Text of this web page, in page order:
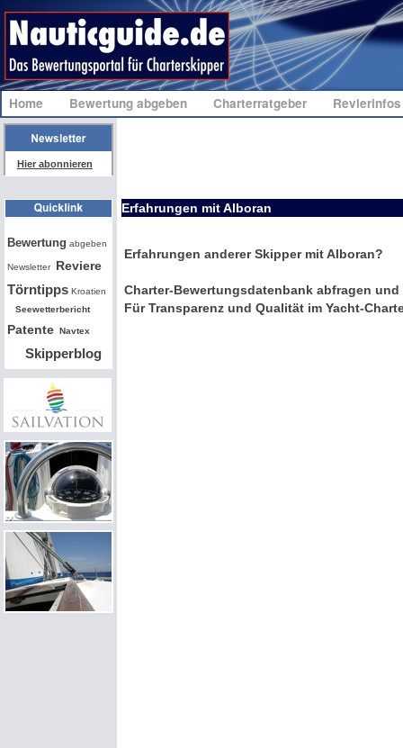
Home Bewertung abgeben Charterratgeber
Erfahrungen mit Alboran
Hier abonnieren
Bw
Bewertung abgeben
Newsletter Reviere
Törntipps Kroatien
Seewetterbericht
Patente Navtex
Skipperblog
Erfahrungen anderer Skipper mit Alboran?
Charter-Bewertungsdatenbank abfragen
Für Transparenz und Qualität im Yacht-